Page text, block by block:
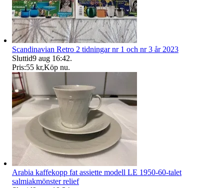
Scandinavian Retro 2 tidningar nr 1 och nr 3 år 2023
Sluttid9 aug 16:42.
Pris:55 kr,Köp nu.
Arabia kaffekopp fat assiette modell LE 1950-60-talet
salmiakmönster relief